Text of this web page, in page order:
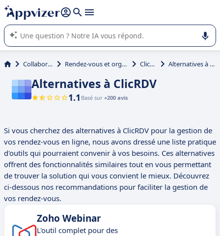
répondre (plusieurs lignes avec
L'IA de Appvizer vous guide dans l'utilisation ou la sélection de
logiciel SaaS en entreprise.
Collaboration Rendez-vous et organisation ClicRDV Alternatives à ClicRDV
Alternatives à ClicRDV
1.1 Basé sur +200 avis
Si vous cherchez des alternatives à ClicRDV pour la gestion de
vos rendez-vous en ligne, nous avons dressé une liste pratique
d'outils qui pourraient convenir à vos besoins. Ces alternatives
offrent des fonctionnalités similaires tout en vous permettant
de trouver la solution qui vous convient le mieux. Découvrez
ci-dessous nos recommandations pour faciliter la gestion de
vos rendez-vous.
Zoho Webinar
L'outil complet pour des